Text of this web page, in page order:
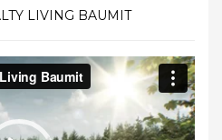
LIVING BAUMIT